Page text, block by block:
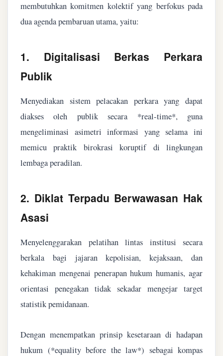
membutuhkan komitmen kolektif yang berfokus pada
dua agenda pembaruan utama, yaitu:
1. Digitalisasi Berkas Perkara
Publik
Menyediakan sistem pelacakan perkara yang dapat
diakses oleh publik secara *real-time*, guna
mengeliminasi asimetri informasi yang selama ini
memicu praktik birokrasi koruptif di lingkungan
lembaga peradilan.
2. Diklat Terpadu Berwawasan Hak
Asasi
Menyelenggarakan pelatihan lintas institusi secara
berkala bagi jajaran kepolisian, kejaksaan, dan
kehakiman mengenai penerapan hukum humanis, agar
orientasi penegakan tidak sekadar mengejar target
statistik pemidanaan.
Dengan menempatkan prinsip kesetaraan di hadapan
hukum (*equality before the law*) sebagai kompas